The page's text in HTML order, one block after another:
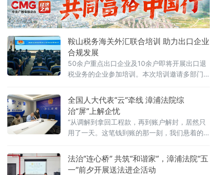
绍，开展"法官进企业法律
鞍山税务海关外汇联合培训 助力出口企业
合规发展
50余户重点出口企业及10余户即将开展出口退
税业务的企业参加培训。本次培训邀请多部门
操指导性。税务部门围绕2026年出口退税新政
核心变化与延续政策、申报及审核要点进行讲
解，推动新旧政
全国人大代表“云”牵线 漳浦法院综
治“屏”上解企忧
“从调解到拿回工程款，再到账户解封，居然只
用了一天。这笔钱到账的那一刻，我们悬着的
司负责人林某在拿到解除保全裁定书后，长舒
一口气。就在一天前，这家位于福建漳州古雷
法治“连心桥” 共筑“和谐家”，漳浦法院“五
一”前夕开展送法进企活动